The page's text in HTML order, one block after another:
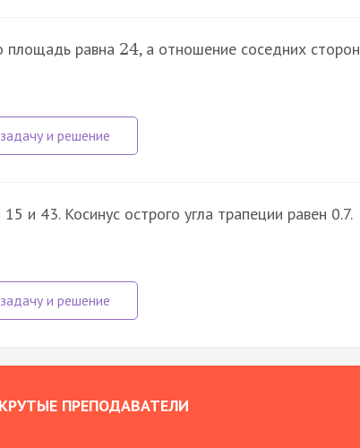
площадь равна 24, а отношение соседних сторон
и 43. Косинус острого угла трапеции равен 0.7.
КРУТЫЕ ПРЕПОДАВАТЕЛИ